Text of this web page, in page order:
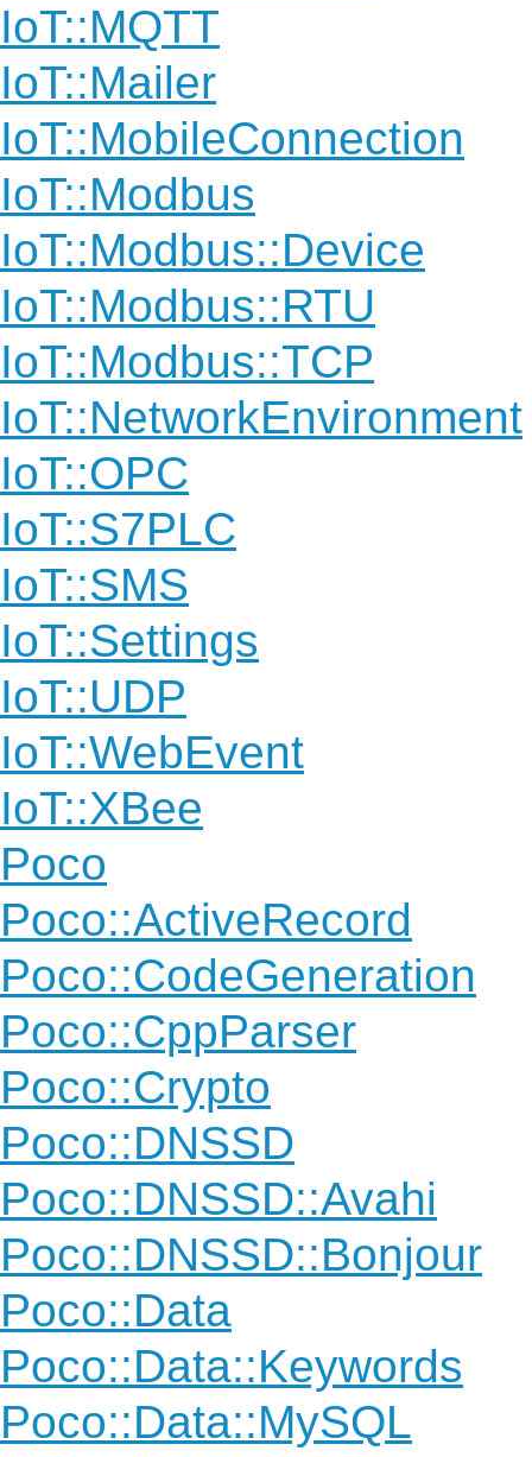
IoT::MQTT
IoT::Mailer
IoT::MobileConnection
IoT::Modbus
IoT::Modbus::Device
IoT::Modbus::RTU
IoT::Modbus::TCP
IoT::NetworkEnvironment
IoT::OPC
IoT::S7PLC
IoT::SMS
IoT::Settings
IoT::UDP
IoT::WebEvent
IoT::XBee
Poco
Poco::ActiveRecord
Poco::CodeGeneration
Poco::CppParser
Poco::Crypto
Poco::DNSSD
Poco::DNSSD::Avahi
Poco::DNSSD::Bonjour
Poco::Data
Poco::Data::Keywords
Poco::Data::MySQL